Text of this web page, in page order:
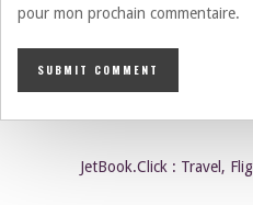
pour mon prochain commentaire.
JetBook.Click : Travel,